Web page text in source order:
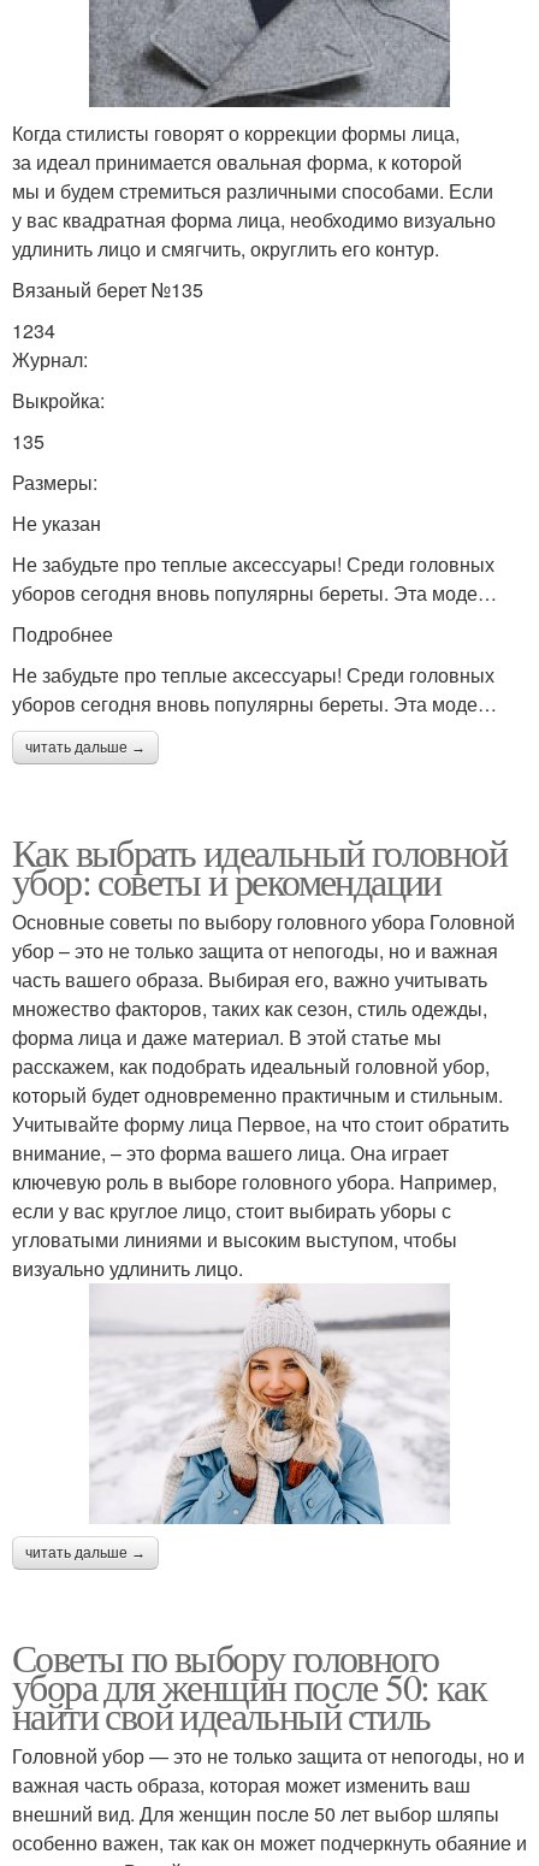
Когда стилисты говорят о коррекции формы лица,
за идеал принимается овальная форма, к которой
мы и будем стремиться различными способами. Если
у вас квадратная форма лица, необходимо визуально
удлинить лицо и смягчить, округлить его контур.
Вязаный берет №135
1234
Журнал:
Выкройка:
135
Размеры:
Не указан
Не забудьте про теплые аксессуары! Среди головных
уборов сегодня вновь популярны береты. Эта моде…
Подробнее
Не забудьте про теплые аксессуары! Среди головных
уборов сегодня вновь популярны береты. Эта моде…
читать дальше →
Как выбрать идеальный головной
убор: советы и рекомендации
Основные советы по выбору головного убора Головной
убор – это не только защита от непогоды, но и важная
часть вашего образа. Выбирая его, важно учитывать
множество факторов, таких как сезон, стиль одежды,
форма лица и даже материал. В этой статье мы
расскажем, как подобрать идеальный головной убор,
который будет одновременно практичным и стильным.
Учитывайте форму лица Первое, на что стоит обратить
внимание, – это форма вашего лица. Она играет
ключевую роль в выборе головного убора. Например,
если у вас круглое лицо, стоит выбирать уборы с
угловатыми линиями и высоким выступом, чтобы
визуально удлинить лицо.
читать дальше →
Советы по выбору головного
убора для женщин после 50: как
найти свой идеальный стиль
Головной убор — это не только защита от непогоды, но и
важная часть образа, которая может изменить ваш
внешний вид. Для женщин после 50 лет выбор шляпы
особенно важен, так как он может подчеркнуть обаяние и